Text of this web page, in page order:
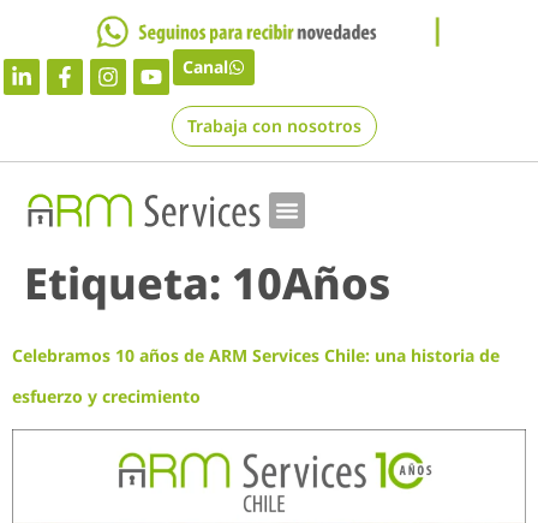
Canal
Trabaja con nosotros
Etiqueta: 10Años
Celebramos 10 años de ARM Services Chile: una historia de
esfuerzo y crecimiento